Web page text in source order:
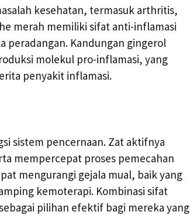
kesehatan, termasuk arthritis,
merah memiliki sifat anti-inflamasi
peradangan. Kandungan gingerol
molekul pro-inflamasi, yang
penyakit inflamasi.
sistem pencernaan. Zat aktifnya
mempercepat proses pemecahan
mengurangi gejala mual, baik yang
kemoterapi. Kombinasi sifat
pilihan efektif bagi mereka yang